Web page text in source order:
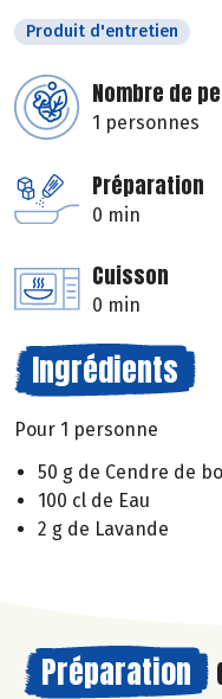
Produit d'entretien
Nombre de
1 personnes
Préparation
0 min
Cuisson
0 min
Ingrédients
Pour 1 personne
50 g de Cendre de
100 cl de Eau
2 g de Lavande
Préparation